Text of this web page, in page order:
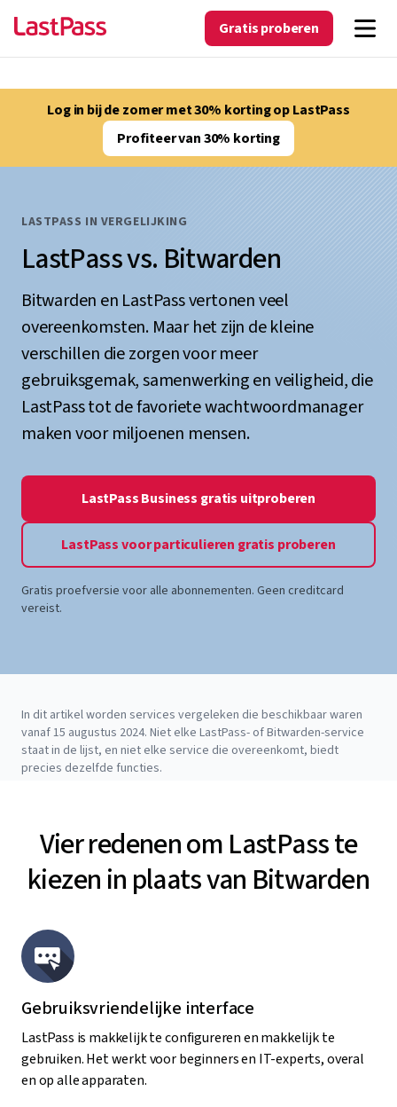
Gratis proberen
Log in bij de zomer met 30% korting op LastPass
Profiteer van 30% korting
LASTPASS IN VERGELIJKING
LastPass vs. Bitwarden
Bitwarden en LastPass vertonen veel
overeenkomsten. Maar het zijn de kleine
verschillen die zorgen voor meer
gebruiksgemak, samenwerking en veiligheid, die
LastPass tot de favoriete wachtwoordmanager
maken voor miljoenen mensen.
LastPass Business gratis uitproberen
LastPass voor particulieren gratis proberen
Gratis proefversie voor alle abonnementen. Geen creditcard
vereist.
In dit artikel worden services vergeleken die beschikbaar waren
vanaf 15 augustus 2024. Niet elke LastPass- of Bitwarden-service
staat in de lijst, en niet elke service die overeenkomt, biedt
precies dezelfde functies.
Vier redenen om LastPass te
kiezen in plaats van Bitwarden
Gebruiksvriendelijke interface
LastPass is makkelijk te configureren en makkelijk te
gebruiken. Het werkt voor beginners en IT-experts, overal
en op alle apparaten.